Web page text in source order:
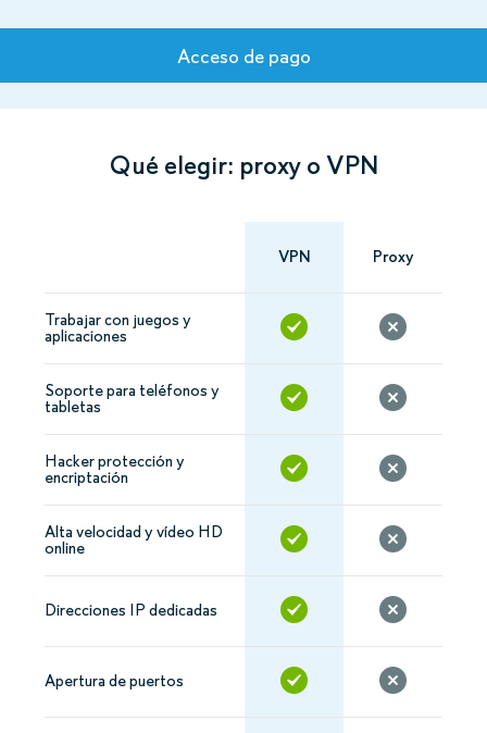
Tarifas
Qué elegir: proxy o VPN
VPN Proxy
Trabajar con juegos y
aplicaciones
Soporte para teléfonos y
tabletas
Hacker protección y
encriptación
Alta velocidad y vídeo HD
online
Direcciones IP dedicadas
Apertura de puertos
Acceso de pago